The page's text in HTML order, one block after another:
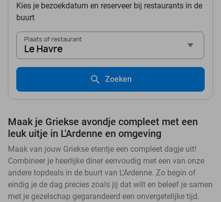
Kies je bezoekdatum en reserveer bij restaurants in de
buurt
Plaats of restaurant
Le Havre
Zoeken
Maak je Griekse avondje compleet met een
leuk uitje in L'Ardenne en omgeving
Maak van jouw Griekse etentje een compleet dagje uit!
Combineer je heerlijke diner eenvoudig met een van onze
andere topdeals in de buurt van L'Ardenne. Zo begin of
eindig je de dag precies zoals jij dat wilt en beleef je samen
met je gezelschap gegarandeerd een onvergetelijke tijd.